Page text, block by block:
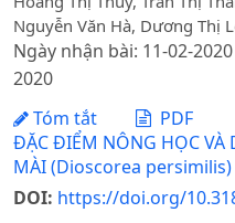
Nguyễn Văn Hà, Dương Thị
Ngày nhận bài: 11-02-
2020
Tóm tắt
PDF
ĐẶC ĐIỂM NÔNG HỌC VÀ
MÀI (Dioscorea persimilis)
DOI: https://doi.org/